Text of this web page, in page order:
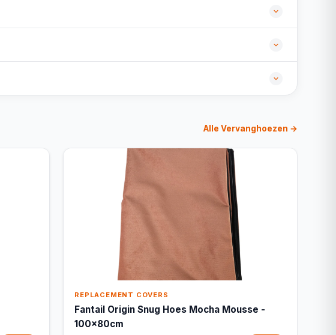
Alle Vervanghoezen →
REPLACEMENT COVERS
Fantail Origin Snug Hoes Mocha Mousse -
100x80cm